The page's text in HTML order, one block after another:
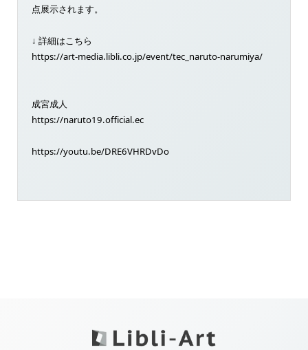
点展示されます。
↓ 詳細はこちら
https://art-media.libli.co.jp/event/tec_naruto-narumiya/
成宮成人
https://naruto19.official.ec
https://youtu.be/DRE6VHRDvDo